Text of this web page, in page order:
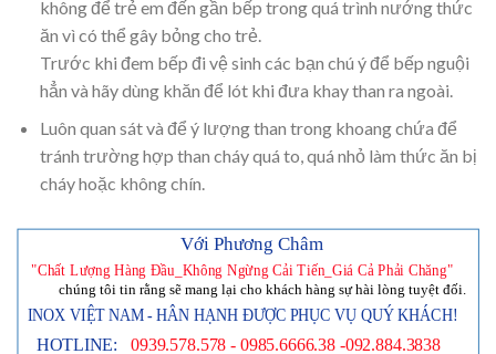
không để trẻ em đến gần bếp trong quá trình nướng thức
ăn vì có thể gây bỏng cho trẻ.
Trước khi đem bếp đi vệ sinh các bạn chú ý để bếp nguội
hẳn và hãy dùng khăn để lót khi đưa khay than ra ngoài.
Luôn quan sát và để ý lượng than trong khoang chứa để
tránh trường hợp than cháy quá to, quá nhỏ làm thức ăn bị
cháy hoặc không chín.